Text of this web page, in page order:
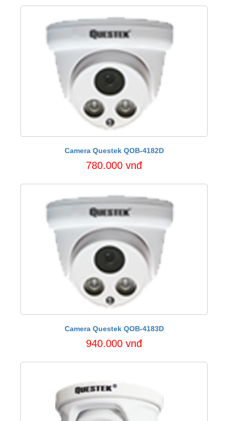
Camera Questek QOB-4182D
780.000 vnđ
Camera Questek QOB-4183D
940.000 vnđ